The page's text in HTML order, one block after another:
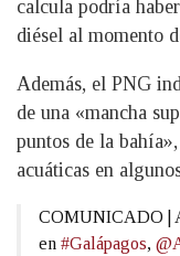
calcula podría
diésel al momento
Además, el PNG
de una «mancha
puntos de la
acuáticas en
COMUNICADO |
en #Galápagos,